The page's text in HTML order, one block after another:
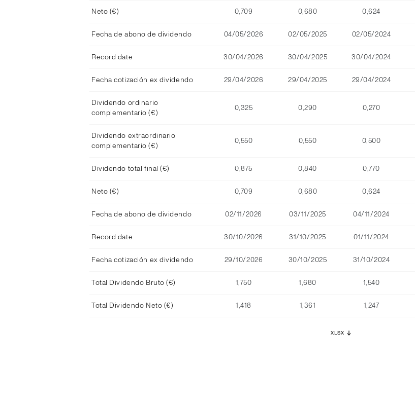
Neto (€) 0,709 0,680 0,624
Fecha de abono de dividendo 04/05/2026 02/05/2025 02/05/2024
Record date 30/04/2026 30/04/2025 30/04/2024
Fecha cotización ex dividendo 29/04/2026 29/04/2025 29/04/2024
Dividendo ordinario
complementario (€)
0,325 0,290 0,270
Dividendo extraordinario
complementario (€)
0,550 0,550 0,500
Dividendo total final (€) 0,875 0,840 0,770
Neto (€) 0,709 0,680 0,624
Fecha de abono de dividendo 02/11/2026 03/11/2025 04/11/2024
Record date 30/10/2026 31/10/2025 01/11/2024
Fecha cotización ex dividendo 29/10/2026 30/10/2025 31/10/2024
Total Dividendo Bruto (€) 1,750 1,680 1,540
Total Dividendo Neto (€) 1,418 1,361 1,247
XLSX